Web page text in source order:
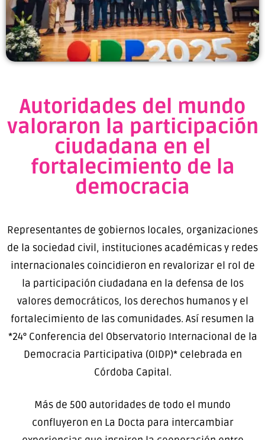
Autoridades del mundo
valoraron la participación
ciudadana en el
fortalecimiento de la
democracia
Representantes de gobiernos locales, organizaciones
de la sociedad civil, instituciones académicas y redes
internacionales coincidieron en revalorizar el rol de
la participación ciudadana en la defensa de los
valores democráticos, los derechos humanos y el
fortalecimiento de las comunidades. Así resumen la
*24° Conferencia del Observatorio Internacional de la
Democracia Participativa (OIDP)* celebrada en
Córdoba Capital.
Más de 500 autoridades de todo el mundo
confluyeron en La Docta para intercambiar